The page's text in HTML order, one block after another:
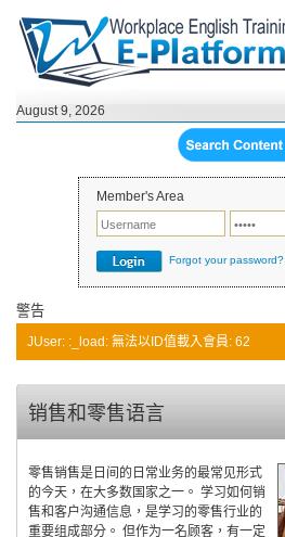
August 9, 2026
Member's Area
Forgot your password?
警告
JUser: :_load: 無法以ID值載入會員: 62
销售和零售语言
零售销售是日间的日常业务的最常见形式
的今天，在大多数国家之一。 学习如何销
售和客户沟通信息，是学习的零售行业的
重要组成部分。 但作为一名顾客，有一定